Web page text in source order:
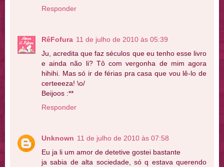
Responder
RêFofura 11 de julho de 2010 às 05:39
Ju, acredita que faz séculos que eu tenho esse livro
e ainda não li? Tô com vergonha de mim agora
hihihi. Mas só ir de férias pra casa que vou lê-lo de
certeeeza! \o/
Beijoos :**
Responder
Unknown 11 de julho de 2010 às 07:58
Eu ja li um amor de detetive gostei bastante
ja sabia de alta sociedade, só q estava querendo